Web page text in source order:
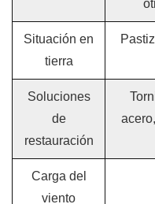
Situación en
tierra
Soluciones
de
restauración
Carga del
viento